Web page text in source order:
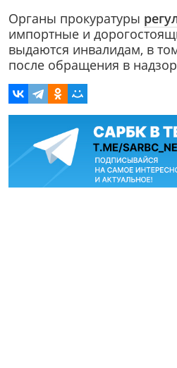
Органы прокуратуры
импортные и
выдаются инвалидам, в
после обращения в